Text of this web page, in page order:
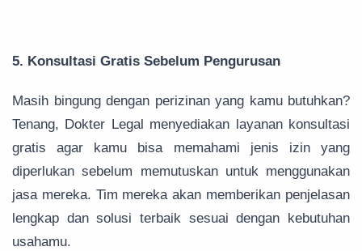
5. Konsultasi Gratis Sebelum Pengurusan
Masih bingung dengan perizinan yang kamu butuhkan?
Tenang, Dokter Legal menyediakan layanan konsultasi
gratis agar kamu bisa memahami jenis izin yang
diperlukan sebelum memutuskan untuk menggunakan
jasa mereka. Tim mereka akan memberikan penjelasan
lengkap dan solusi terbaik sesuai dengan kebutuhan
usahamu.